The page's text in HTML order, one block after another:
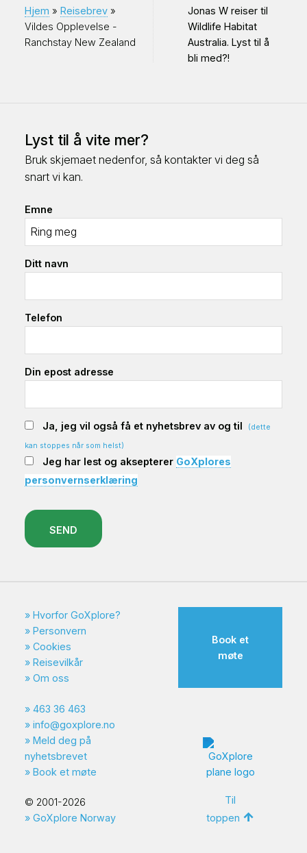
Hjem » Reisebrev »
Vildes Opplevelse -
Ranchstay New Zealand
Jonas W reiser til
Wildlife Habitat
Australia. Lyst til å
bli med?!
Lyst til å vite mer?
Bruk skjemaet nedenfor, så kontakter vi deg så
snart vi kan.
Emne
Ditt navn
Telefon
Din epost adresse
Ja, jeg vil også få et nyhetsbrev av og til (dette
kan stoppes når som helst)
Jeg har lest og aksepterer GoXplores
personvernserklæring
SEND
Hvorfor GoXplore?
Personvern
Cookies
Reisevilkår
Om oss
463 36 463
info@goxplore.no
Meld deg på
nyhetsbrevet
Book et møte
© 2001-2026
GoXplore Norway
Book et
møte
Til
toppen